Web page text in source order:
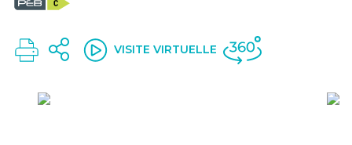
VISITE VIRTUELLE